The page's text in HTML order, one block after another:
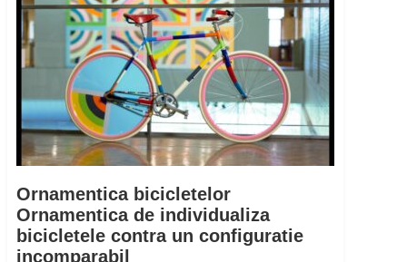
Ornamentica bicicletelor
Ornamentica de individualiza
bicicletele contra un configuratie
incomparabil